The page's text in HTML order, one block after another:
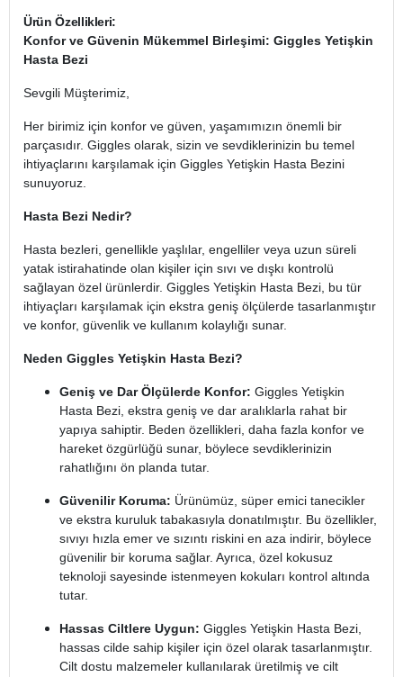
Ürün Özellikleri:
Konfor ve Güvenin Mükemmel Birleşimi: Giggles Yetişkin
Hasta Bezi
Sevgili Müşterimiz,
Her birimiz için konfor ve güven, yaşamımızın önemli bir
parçasıdır. Giggles olarak, sizin ve sevdiklerinizin bu temel
ihtiyaçlarını karşılamak için Giggles Yetişkin Hasta Bezini
sunuyoruz.
Hasta Bezi Nedir?
Hasta bezleri, genellikle yaşlılar, engelliler veya uzun süreli
yatak istirahatinde olan kişiler için sıvı ve dışkı kontrolü
sağlayan özel ürünlerdir. Giggles Yetişkin Hasta Bezi, bu tür
ihtiyaçları karşılamak için ekstra geniş ölçülerde tasarlanmıştır
ve konfor, güvenlik ve kullanım kolaylığı sunar.
Neden Giggles Yetişkin Hasta Bezi?
Geniş ve Dar Ölçülerde Konfor: Giggles Yetişkin
Hasta Bezi, ekstra geniş ve dar aralıklarla rahat bir
yapıya sahiptir. Beden özellikleri, daha fazla konfor ve
hareket özgürlüğü sunar, böylece sevdiklerinizin
rahatlığını ön planda tutar.
Güvenilir Koruma: Ürünümüz, süper emici tanecikler
ve ekstra kuruluk tabakasıyla donatılmıştır. Bu özellikler,
sıvıyı hızla emer ve sızıntı riskini en aza indirir, böylece
güvenilir bir koruma sağlar. Ayrıca, özel kokusuz
teknoloji sayesinde istenmeyen kokuları kontrol altında
tutar.
Hassas Ciltlere Uygun: Giggles Yetişkin Hasta Bezi,
hassas cilde sahip kişiler için özel olarak tasarlanmıştır.
Cilt dostu malzemeler kullanılarak üretilmiş ve cilt